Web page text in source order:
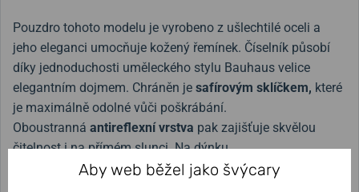
Pouzdro tohoto modelu je vyrobeno z ušlechtilé oceli a
jeho eleganci umocňuje kožený řemínek. Číselník působí
díky jednoduchosti uměleckého stylu Bauhaus velice
elegantním dojmem. Chráněn je safírovým sklíčkem, které
je maximálně odolné vůči poškrábání.
Oboustranná antireflexní vrstva pak zajišťuje skvělou
čitelnost i na přímém slunci.Na dýnku
najdeme vyobrazenu mapu světa s vyznačením polohy
Aby web běžel jako švýcary